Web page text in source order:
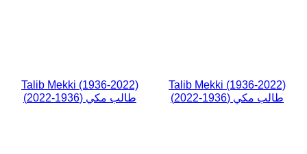
Talib Mekki (1936-2022)
طالب مكي (1936-2022)
Talib Mekki (1936-2022)
طالب مكي (1936-2022)